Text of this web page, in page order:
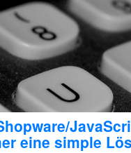
eine simple